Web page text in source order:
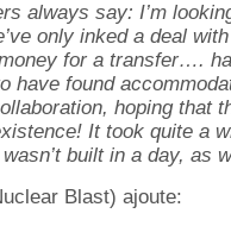
always say: I’m
only inked a deal
for a transfer….
have found
hoping that
It took quite a
built in a day, as
Blast) ajoute: